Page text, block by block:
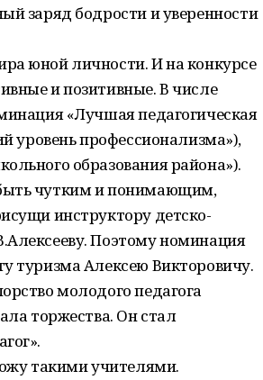
заряд бодрости и уверенности
юной личности. И на конкурсе
и позитивные. В числе
«Лучшая педагогическая
уровень профессионализма»),
образования района»).
чутким и понимающим,
инструктору детско-
Поэтому номинация
туризма Алексею Викторовичу.
молодого педагога
торжества. Он стал
такими учителями.